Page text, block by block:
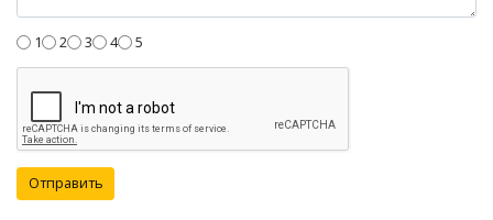
1 2 3 4 5
Отправить